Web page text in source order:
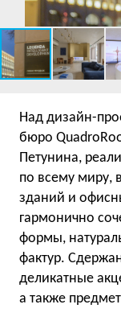
Над дизайн-
бюро
Петунина,
по всему миру,
зданий и
гармонично
формы,
фактур.
деликатные
а также